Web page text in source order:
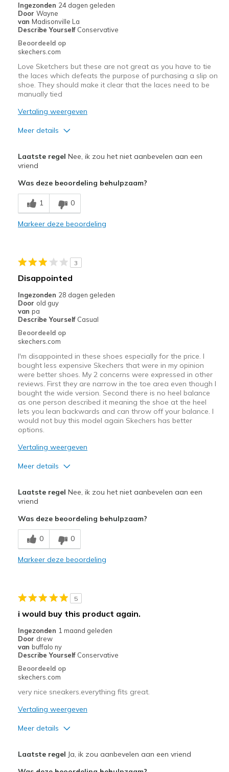
Travel
Width
Sizing
View On Shoes
I'm Really Into Shoes
Ingezonden 24 dagen geleden
Door Wayne
van Madisonville La
Describe Yourself Conservative
Beoordeeld op
skechers.com
Love Sketchers but these are not great as you have to tie
the laces which defeats the purpose of purchasing a slip on
shoe. They should make it clear that the laces need to be
manually tied
Vertaling weergeven
Meer details
Breathe Well
Minpunten
Need to tie the shoe
Beste toepassingen
Width
Feels too narrow
Sizing
Laatste regel Nee, ik zou het niet aanbevelen aan een
vriend
Was deze beoordeling behulpzaam?
1 0
Markeer deze beoordeling
3
Disappointed
Ingezonden 28 dagen geleden
Door old guy
van pa
Describe Yourself Casual
Beoordeeld op
skechers.com
I'm disappointed in these shoes especially for the price. I
bought less expensive Skechers that were in my opinion
were better shoes. My 2 concerns were expressed in other
reviews. First they are narrow in the toe area even though I
bought the wide version. Second there is no heel balance
as one person described it meaning the shoe at the heel
lets you lean backwards and can throw off your balance. I
would not buy this model again Skechers has better
options.
Vertaling weergeven
Meer details
Sizing
Feels true to size
Laatste regel Nee, ik zou het niet aanbevelen aan een
vriend
Was deze beoordeling behulpzaam?
0 0
Markeer deze beoordeling
5
i would buy this product again.
Ingezonden 1 maand geleden
Door drew
van buffalo ny
Describe Yourself Conservative
Beoordeeld op
skechers.com
very nice sneakers.everything fits great.
Vertaling weergeven
Meer details
Laatste regel Ja, ik zou aanbevelen aan een vriend